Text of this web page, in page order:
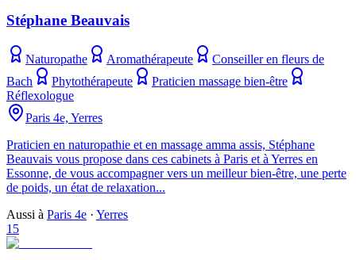
Stéphane Beauvais
Naturopathe Aromathérapeute
Conseiller en fleurs de
Bach
Phytothérapeute
Praticien massage bien-être
Réflexologue
Paris 4e, Yerres
Praticien en naturopathie et en massage amma assis, Stéphane
Beauvais vous propose dans ces cabinets à Paris et à Yerres en
Essonne, de vous accompagner vers un meilleur bien-être, une perte
de poids, un état de relaxation...
Aussi à Paris 4e · Yerres
15